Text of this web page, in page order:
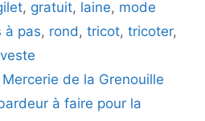
, gratuit, laine, mode
à pas, rond , tricot, tricoter,
veste
de la Grenouille
à faire pour la